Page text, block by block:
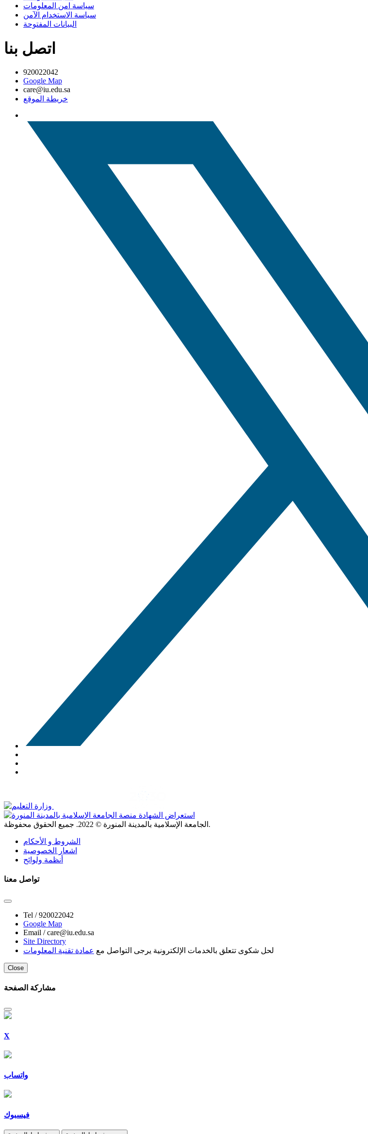
سياسة امن المعلومات
سياسة الاستخدام الآمن
البيانات المفتوحة
اتصل بنا
920022042
Google Map
care@iu.edu.sa
خريطة الموقع
الجامعة الإسلامية بالمدينة المنورة © 2022 . جميع الحقوق محفوظة.
الشروط و الأحكام
اشعار الخصوصية
أنظمة ولوائح
تواصل معنا
Tel /920022042
Google Map
Email /care@iu.edu.sa
Site Directory
لحل شكوى تتعلق بالخدمات الإلكترونية يرجى التواصل مع عمادة تقنية المعلومات
Close
مشاركة الصفحة
X
واتساب
فيسبوك